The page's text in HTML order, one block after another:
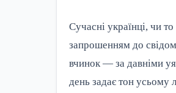
Сучасні українці, чи
запрошенням до
вчинок — за давніми
день задає тон усьому